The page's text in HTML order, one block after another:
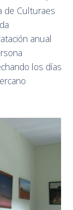
de Culturaes
anual
los días